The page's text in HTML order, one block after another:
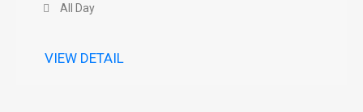
All Day
VIEW DETAIL